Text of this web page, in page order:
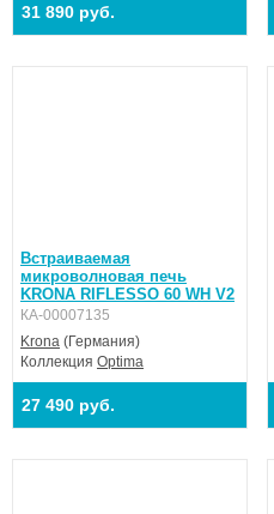
31 890 руб.
Встраиваемая
микроволновая печь
KRONA RIFLESSO 60 WH V2
КА-00007135
Krona (Германия)
Коллекция Optima
27 490 руб.